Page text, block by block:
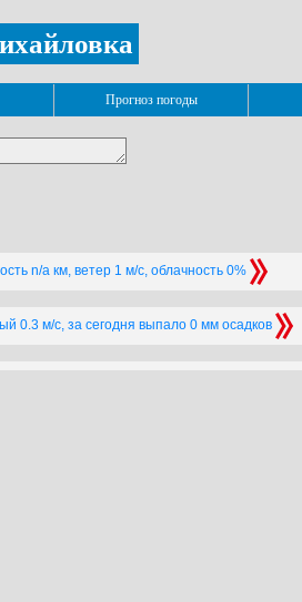
Прогноз погоды
n/a км, ветер 1 м/с, облачность 0%
0.3 м/с, за сегодня выпало 0 мм осадков